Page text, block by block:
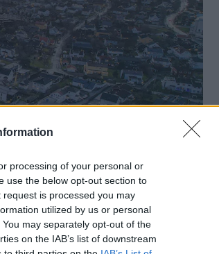
processing of your personal or
use the below opt-out section to
is processed you may
utilized by us or personal
may separately opt-out of the
on the IAB’s list of downstream